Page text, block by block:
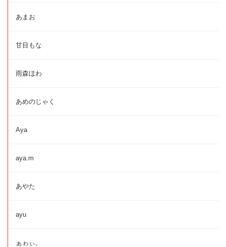
あまお
甘目もな
雨森ほわ
あめのじゃく
Aya
aya.m
あやた
ayu
ぁゎぃ。